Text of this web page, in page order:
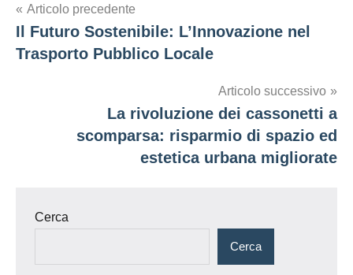
Navigazione
articoli
Articolo precedente
Il Futuro Sostenibile: L’Innovazione nel
Trasporto Pubblico Locale
Articolo successivo
La rivoluzione dei cassonetti a
scomparsa: risparmio di spazio ed
estetica urbana migliorate
Cerca
Cerca